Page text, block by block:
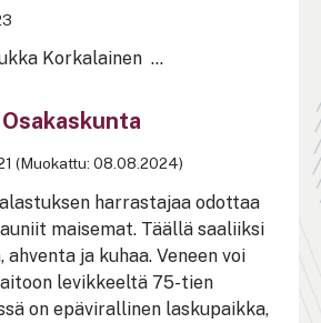
Korkalainen ...
(Muokattu: 08.08.2024)
harrastajaa odottaa
maisemat. Täällä saaliiksi
ahventa ja kuhaa. Veneen voi
levikkeeltä 75-tien
on epävirallinen laskupaikka,